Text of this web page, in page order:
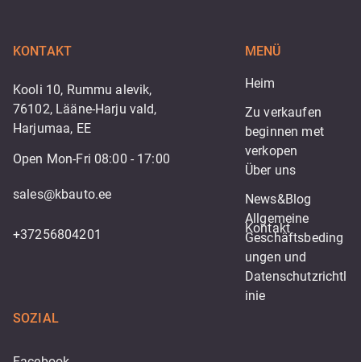
KONTAKT
Kooli 10, Rummu alevik,
76102, Lääne-Harju vald,
Harjumaa, EE
Open Mon-Fri 08:00 - 17:00
sales@kbauto.ee
+37256804201
MENÜ
Heim
Zu verkaufen
beginnen met
verkopen
Über uns
News&Blog
Kontakt
Allgemeine
Geschäftsbeding
ungen und
Datenschutzrichtl
inie
SOZIAL